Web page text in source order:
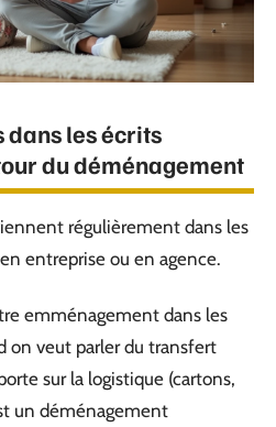
dans les écrits
du déménagement
régulièrement dans les
entreprise ou en agence.
emménagement dans les
on veut parler du transfert
sur la logistique (cartons,
un déménagement